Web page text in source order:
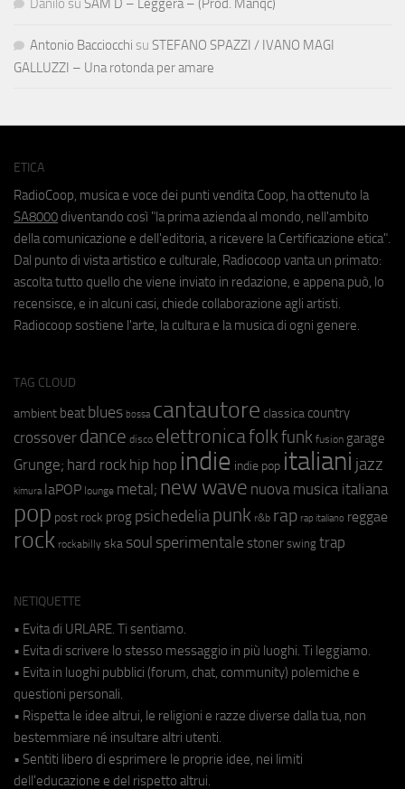
Danilo su SAM D – Leggera – (Prod. Manqc)
Antonio Bacciocchi su STEFANO SPAZZI / IVANO MAGI
GALLUZZI – Una rotonda per amare
ETICA
RadioCoop, musica e voce dei punti vendita Coop, ha ottenuto la
SA8000 diventando così "la prima azienda al mondo, nell'ambito
della comunicazione e dell'editoria, a ricevere la Certificazione etica".
Dal punto di vista artistico e culturale, Radiocoop vanta un primato:
ascolta tutto quello che viene inviato in redazione, e appena può, lo
recensisce, e in alcuni casi, chiede collaborazione agli artisti.
Radiocoop sostiene l'arte, la cultura e la musica di ogni genere.
TAG CLOUD
ambient beat blues bossa cantautore classica country
crossover dance disco elettronicafolkfunk fusion garage
Grunge; hard rock hip hop indie indie pop italiani jazz
kimura laPOP lounge metal; new wave nuova musica italiana
pop post rock prog psichedeliapunk r&b rap rap italiano reggae
rock rockabilly ska soul sperimentale stoner swing trap
NETIQUETTE
• Evita di URLARE. Ti sentiamo.
• Evita di scrivere lo stesso messaggio in più luoghi. Ti leggiamo.
• Evita in luoghi pubblici (forum, chat, community) polemiche e
questioni personali.
• Rispetta le idee altrui, le religioni e razze diverse dalla tua, non
bestemmiare né insultare altri utenti.
• Sentiti libero di esprimere le proprie idee, nei limiti
dell'educazione e del rispetto altrui.